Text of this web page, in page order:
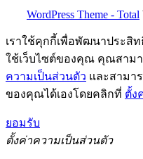
WordPress Theme - Total
เราใช้คุกกี้เพื่อพัฒนาประสิ
ใช้เว็บไซต์ของคุณ คุณสามา
ความเป็นส่วนตัว และสามา
ของคุณได้เองโดยคลิกที่ ตั้ง
ยอมรับ
ตั้งค่าความเป็นส่วนตัว